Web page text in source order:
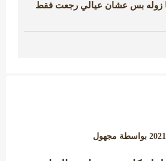
زوله بس عشان عيالي رجعت فقط
بواسطة مجهول